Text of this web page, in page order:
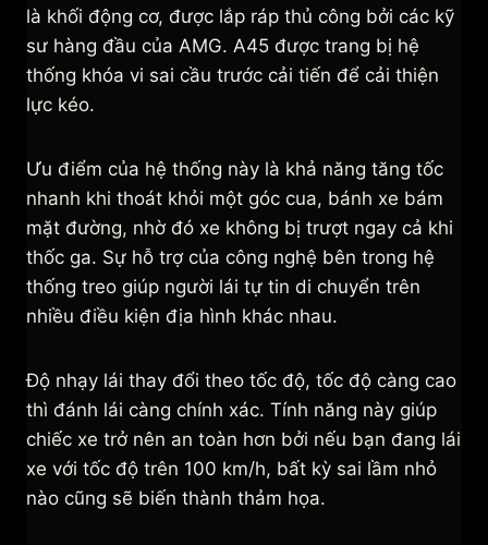
là khối động cơ, được lắp ráp thủ công bởi các kỹ
sư hàng đầu của AMG. A45 được trang bị hệ
thống khóa vi sai cầu trước cải tiến để cải thiện
lực kéo.
Ưu điểm của hệ thống này là khả năng tăng tốc
nhanh khi thoát khỏi một góc cua, bánh xe bám
mặt đường, nhờ đó xe không bị trượt ngay cả khi
thốc ga. Sự hỗ trợ của công nghệ bên trong hệ
thống treo giúp người lái tự tin di chuyển trên
nhiều điều kiện địa hình khác nhau.
Độ nhạy lái thay đổi theo tốc độ, tốc độ càng cao
thì đánh lái càng chính xác. Tính năng này giúp
chiếc xe trở nên an toàn hơn bởi nếu bạn đang lái
xe với tốc độ trên 100 km/h, bất kỳ sai lầm nhỏ
nào cũng sẽ biến thành thảm họa.